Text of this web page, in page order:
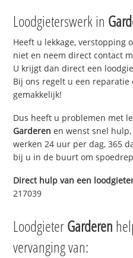
Loodgieterswerk in
Heeft u lekkage, verstopping
niet en neem direct contact
U krijgt dan direct een
Bij ons regelt u een
gemakkelijk!
Dus heeft u problemen met
Garderen en wenst snel
werken 24 uur per dag, 365
bij u in de buurt om
Direct hulp van een
217039
LoodgieterGarderen
vervanging van: